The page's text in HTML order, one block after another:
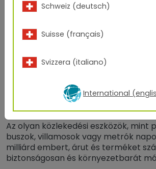
Porbevonat vonatokra és
Az olyan közlekedési eszközök, mint
buszok, villamosok vagy metrók
milliárd embert, árut és terméket
biztonságosan és környezetbarát
Schweiz (deutsch)
Suisse (français)
Svizzera (italiano)
International